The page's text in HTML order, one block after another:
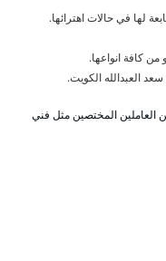
لها في حالات اهترائها.
كافة انواعها.
سعد العبدالله الكويت.
العاملين المختصين مثل فني